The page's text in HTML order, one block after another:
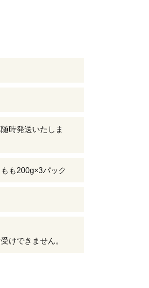
時発送いたしま
も200g×3パック
けできません。